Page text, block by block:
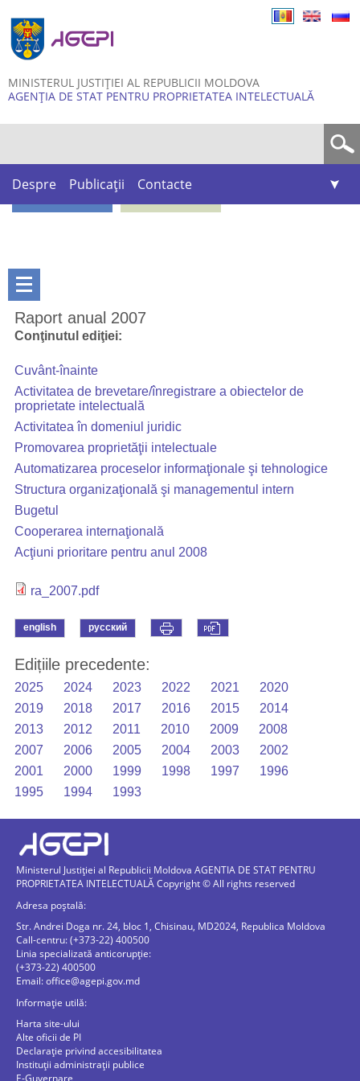
MINISTERUL JUSTIȚIEI AL REPUBLICII MOLDOVA
AGENȚIA DE STAT PENTRU PROPRIETATEA INTELECTUALĂ
Despre Publicații Contacte
Raport anual 2007
Conţinutul ediţiei:
Cuvânt-înainte
Activitatea de brevetare/înregistrare a obiectelor de
proprietate intelectuală
Activitatea în domeniul juridic
Promovarea proprietăţii intelectuale
Automatizarea proceselor informaţionale şi tehnologice
Structura organizaţională şi managementul intern
Bugetul
Cooperarea internaţională
Acţiuni prioritare pentru anul 2008
ra_2007.pdf
english русский
Edițiile precedente:
2025 2024 2023 2022 2021
2020
2019
2018 2017 2016 2015
2014
2013
2012 2011 2010 2009
2008
2007
2006 2005 2004 2003
2002
2001
2000 1999 1998 1997
1996
1995
1994 1993
Ministerul Justiției al Republicii Moldova AGENTIA DE STAT PENTRU
PROPRIETATEA INTELECTUALĂ Copyright © All rights reserved
Adresa poștală:
Str. Andrei Doga nr. 24, bloc 1, Chisinau, MD2024, Republica Moldova
Call-centru: (+373-22) 400500
Linia specializată anticorupție:
(+373-22) 400500
Email:office@agepi.gov.md
Informație utilă:
Harta site-ului
Alte oficii de PI
Declarație privind accesibilitatea
Instituții administrații publice
E-Guvernare